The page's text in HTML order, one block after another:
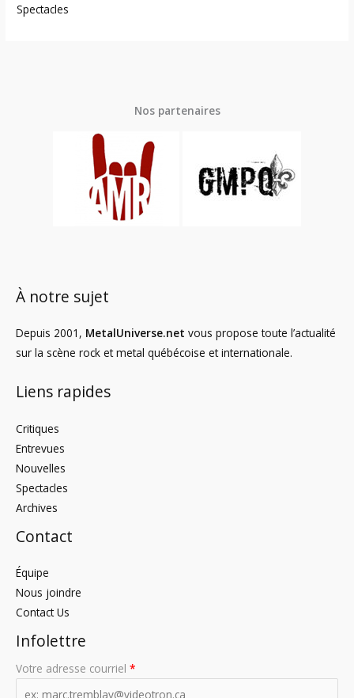
Spectacles
Nos partenaires
À notre sujet
Depuis 2001, MetalUniverse.net vous propose toute l’actualité
sur la scène rock et metal québécoise et internationale.
Liens rapides
Critiques
Entrevues
Nouvelles
Spectacles
Archives
Contact
Équipe
Nous joindre
Contact Us
Infolettre
Votre adresse courriel *